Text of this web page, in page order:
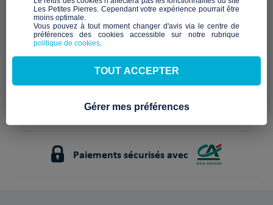
engagements
À venir
Paiements sécurisés avec
Les Petites Pierres. Cependant votre expérience pourrait être
moins optimale.​
Vous pouvez à tout moment changer d'avis via le centre de
préférences des cookies accessible sur notre rubrique
politique de cookies
TOUT ACCEPTER
Gérer mes préférences